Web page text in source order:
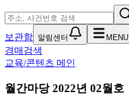
보관함 알림센터 MENU
경매검색
교육/콘텐츠 메인
월간마당 2022년 02월호